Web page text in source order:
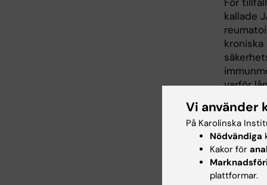
kallade
varför
klinisk
Vi använder
På Karolinska
Nödvändiga
Kakor för
plattformar.